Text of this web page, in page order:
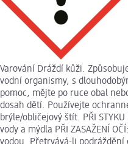
Varování Dráždí kůži.
vodní organismy, s
pomoc, mějte po ruce obal
dosah dětí. Používejte
brýle/obličejový štít. PŘI
vody a mýdla PŘI ZASAŽENÍ